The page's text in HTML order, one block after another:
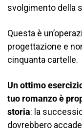
svolgimento della
Questa è
progettazione e
cinquanta cartelle.
Un ottimo
tuo romanzo è
storia: la
dovrebbero